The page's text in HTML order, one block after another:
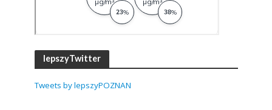
lepszyTwitter
Tweets by lepszyPOZNAN